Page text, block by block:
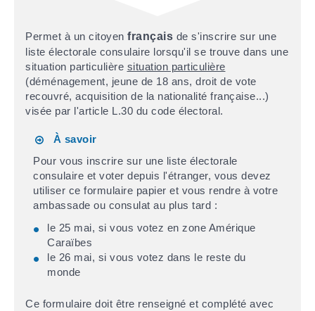
Permet à un citoyen français de s'inscrire sur une
liste électorale consulaire lorsqu'il se trouve dans une
situation particulière situation particulière
(déménagement, jeune de 18 ans, droit de vote
recouvré, acquisition de la nationalité française...)
visée par l'article L.30 du code électoral.
À savoir
Pour vous inscrire sur une liste électorale
consulaire et voter depuis l'étranger, vous devez
utiliser ce formulaire papier et vous rendre à votre
ambassade ou consulat au plus tard :
le 25 mai, si vous votez en zone Amérique
Caraïbes
le 26 mai, si vous votez dans le reste du
monde
Ce formulaire doit être renseigné et complété avec